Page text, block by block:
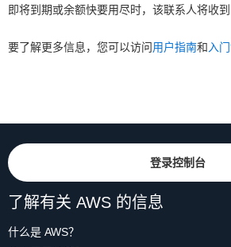
即将到期或余额快要用尽时，该联系人将收到
要了解更多信息，您可以访问用户指南和 入
登录控制台
了解有关 AWS 的信息
什么是 AWS？